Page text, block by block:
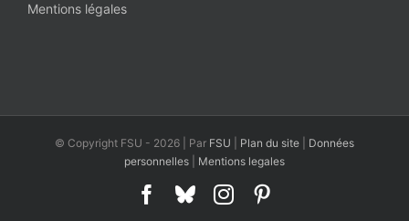
Mentions légales
© Copyright FSU - 2026 | Par FSU Plan du site
Données
personnelles
Mentions legales
Facebook
BlueskyInstagram